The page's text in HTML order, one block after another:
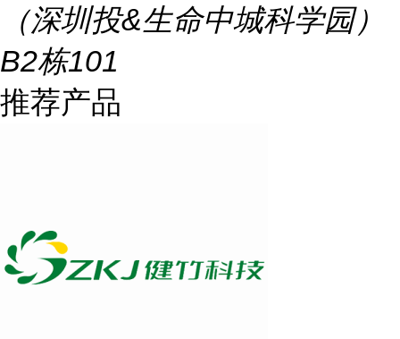
（深圳投&生命中城科学园）
B2栋101
推荐产品